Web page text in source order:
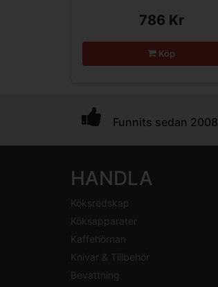
786 Kr
Köp
Funnits sedan 2008
HANDLA
Köksredskap
Köksapparater
Kaffehörnan
Knivar & Tillbehör
Bevattning